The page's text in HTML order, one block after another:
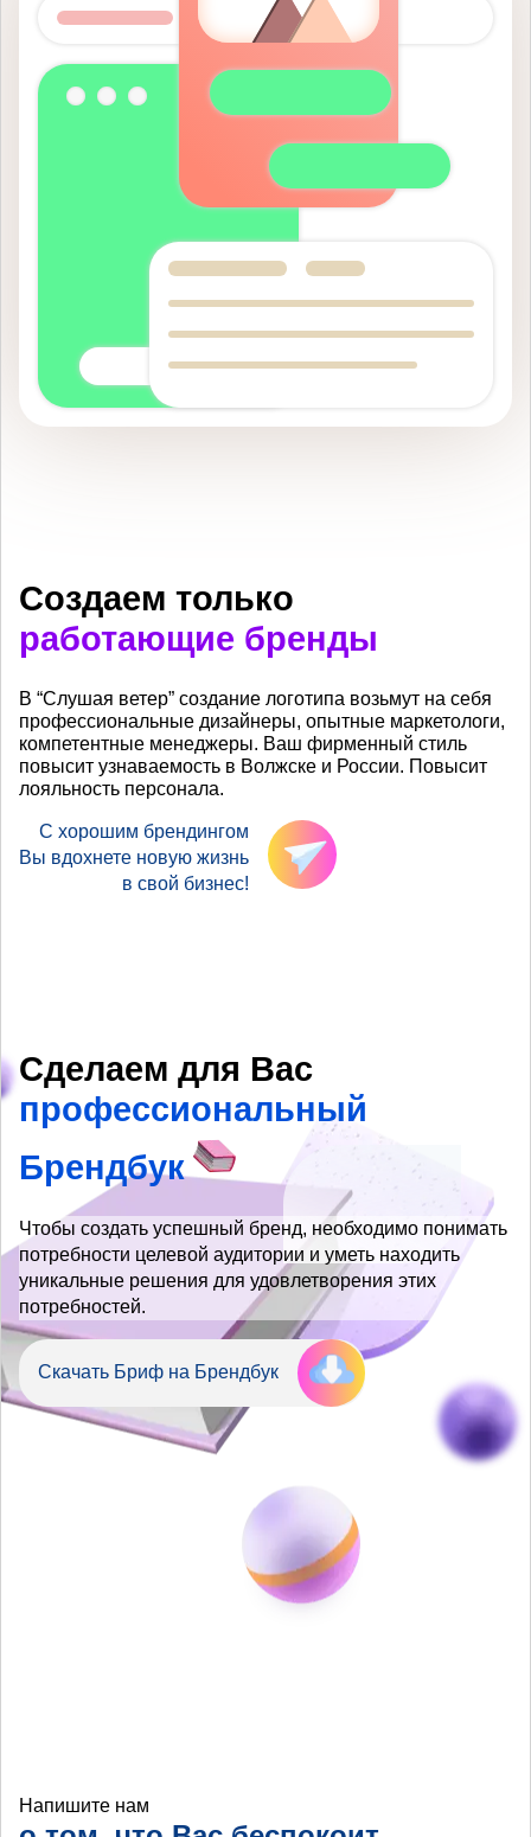
Создаем только
работающие бренды
В “Слушая ветер” создание логотипа возьмут на себя
профессиональные дизайнеры, опытные маркетологи,
компетентные менеджеры. Ваш фирменный стиль
повысит узнаваемость в Волжске и России. Повысит
лояльность персонала.
С хорошим брендингом
Вы вдохнете новую жизнь
в свой бизнес!
Сделаем для Вас
профессиональный
Брендбук
Чтобы создать успешный бренд, необходимо понимать
потребности целевой аудитории и уметь находить
уникальные решения для удовлетворения этих
потребностей.
Скачать Бриф на Брендбук
Напишите нам